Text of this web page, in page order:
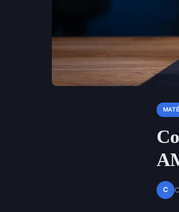
C